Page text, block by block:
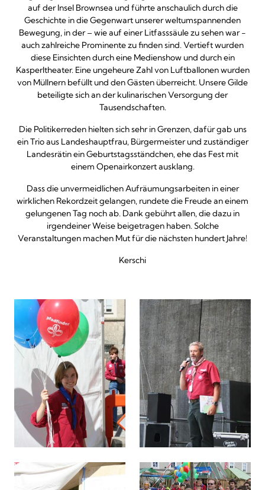
auf der Insel Brownsea und führte anschaulich durch die
Geschichte in die Gegenwart unserer weltumspannenden
Bewegung, in der – wie auf einer Litfasssäule zu sehen war -
auch zahlreiche Prominente zu finden sind. Vertieft wurden
diese Einsichten durch eine Medienshow und durch ein
Kasperltheater. Eine ungeheure Zahl von Luftballonen wurden
von Müllnern befüllt und den Gästen überreicht. Unsere Gilde
beteiligte sich an der kulinarischen Versorgung der
Tausendschaften.
Die Politikerreden hielten sich sehr in Grenzen, dafür gab uns
ein Trio aus Landeshauptfrau, Bürgermeister und zuständiger
Landesrätin ein Geburtstagsständchen, ehe das Fest mit
einem Openairkonzert ausklang.
Dass die unvermeidlichen Aufräumungsarbeiten in einer
wirklichen Rekordzeit gelangen, rundete die Freude an einem
gelungenen Tag noch ab. Dank gebührt allen, die dazu in
irgendeiner Weise beigetragen haben. Solche
Veranstaltungen machen Mut für die nächsten hundert Jahre!
Kerschi